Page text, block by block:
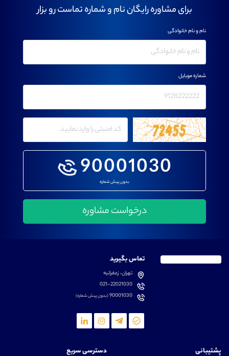
برای مشاوره رایگان نام و شماره تماست رو بزار
90001030
بدون پیش شماره
نام و نام خانوادگی
شماره موبایل
تماس بگیرید
تهران، زعفرانیه
021-22021030
90001030(بدون پیش شماره)
پشتیبانی دسترسی سریع